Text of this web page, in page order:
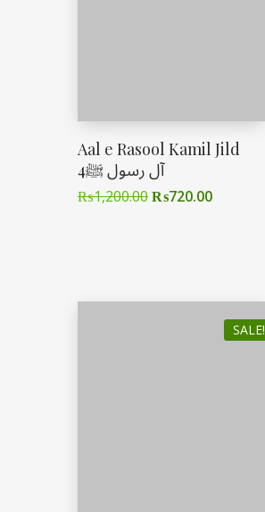
Aal e Rasool Kamil Jild
4آل رسول ﷺ
₨1,200.00₨720.00
SALE!